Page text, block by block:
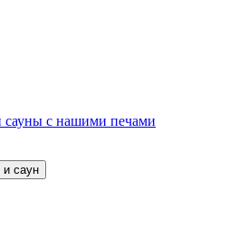
сауны с нашими печами
и саун